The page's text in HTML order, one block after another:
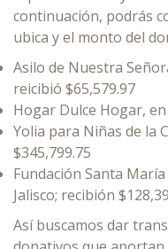
continuación, podrás
ubica y el monto del
Asilo de Nuestra
reicibió $65,579.97
Hogar Dulce Hogar,
Yolia para Niñas de la
$345,799.75
Fundación Santa
Jalisco; recibión
Así buscamos dar